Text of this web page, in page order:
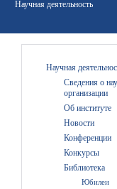
Научная деятельность
Научная
Сведения о
организации
Об институте
Новости
Конференции
Конкурсы
Библиотека
Юбилеи